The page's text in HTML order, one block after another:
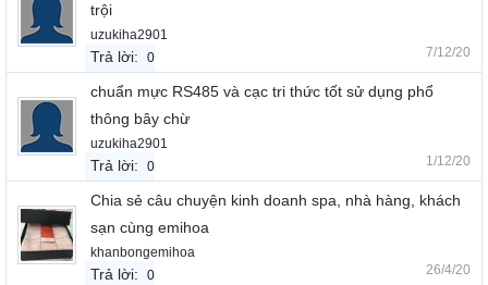
trội
uzukiha2901
Trả lời: 0 7/12/20
chuẩn mực RS485 và cạc tri thức tốt sử dụng phổ
thông bây chừ
uzukiha2901
Trả lời: 0 1/12/20
Chia sẻ câu chuyện kinh doanh spa, nhà hàng, khách
sạn cùng emihoa
khanbongemihoa
Trả lời: 0 26/4/20